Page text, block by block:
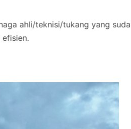
ahli/teknisi/tukang yang